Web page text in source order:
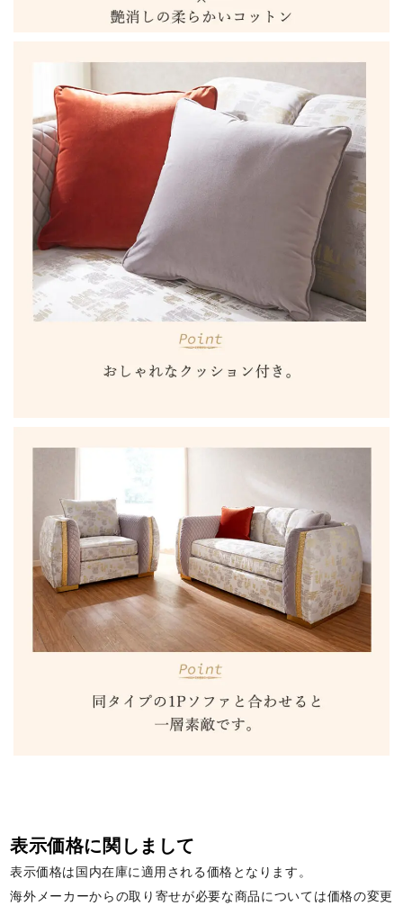
表示価格に関しまして
表示価格は国内在庫に適用される価格となります。
海外メーカーからの取り寄せが必要な商品については価格の変更